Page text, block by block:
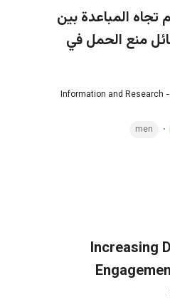
تجاه المباعدة بين
منع الحمل في
Information and Research
men
Increasing